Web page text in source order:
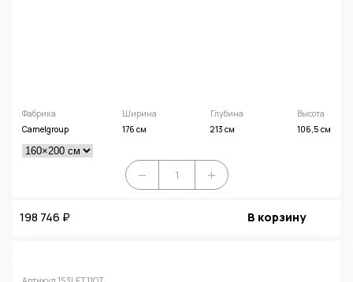
Фабрика
Camelgroup
Ширина
176 см
Глубина
213 см
Высота
106,5 см
198 746 ₽ В корзину